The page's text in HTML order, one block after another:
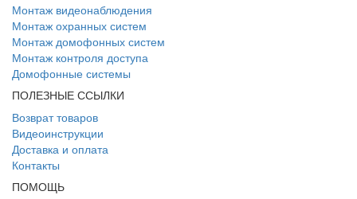
Монтаж видеонаблюдения
Монтаж охранных систем
Монтаж домофонных систем
Монтаж контроля доступа
Домофонные системы
ПОЛЕЗНЫЕ ССЫЛКИ
Возврат товаров
Видеоинструкции
Доставка и оплата
Контакты
ПОМОЩЬ